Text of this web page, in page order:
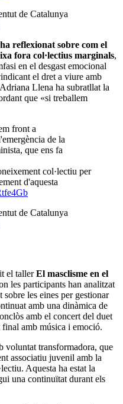
de Catalunya
ha reflexionat sobre com el
fora col·lectius marginals,
en el desgast emocional
el dret a viure amb
Llena ha subratllat la
que «si treballem
front a
de la
que ens fa
col·lectiu per
d'aquesta
de Catalunya
el tallerEl masclisme en el
les participants han analitzat
les eines per gestionar
amb una dinàmica de
amb el concert del duet
final amb música i emoció.
voluntat transformadora, que
associatiu juvenil amb la
Aquesta ha estat la
una continuïtat durant els